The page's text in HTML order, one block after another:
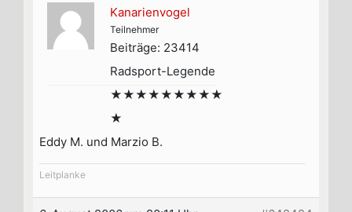
Kanarienvogel
Teilnehmer
Beiträge: 23414
Radsport-Legende
★★★★★★★★★
★
Eddy M. und Marzio B.
Leitplanke